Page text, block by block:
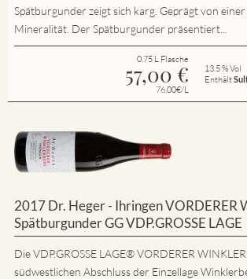
Spätburgunder zeigt sich karg. Geprägt von
Mineralität. Der Spätburgunder präsentiert...
0.75 L Flasche
57,00 €
76.00€/L
13.5 % Vol
Enthält
2017 Dr. Heger - Ihringen VORDERER
Spätburgunder GG VDP.GROSSE LAGE
Die VDP.GROSSE LAGE® VORDERER
südwestlichen Abschluss der Einzellage